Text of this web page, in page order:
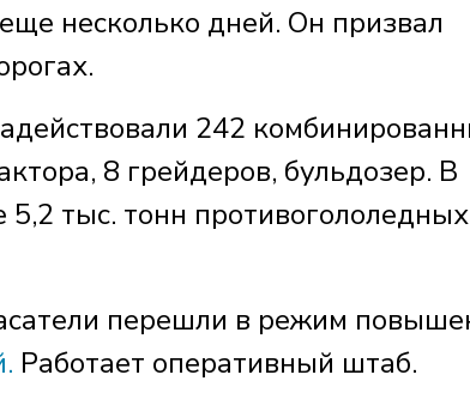
несколько дней. Он призвал
242
8 грейдеров, бульдозер. В
5,2 тыс. тонн противогололедных
перешли в режим
Работает оперативный штаб.